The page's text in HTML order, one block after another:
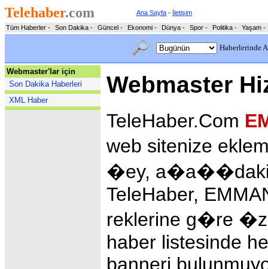
Telehaber.com Ana Sayfa - İletişim
Tüm Haberler - Son Dakika - Güncel - Ekonomi - Dünya - Spor - Politika - Yaşam -
Haberlerinde
Webmaster'lar için
Son Dakika Haberleri
XML Haber
Webmaster
TeleHaber.Com
web sitenize
�ey, a�a��daki
TeleHaber,
reklerine g�re
haber listesinde
banneri